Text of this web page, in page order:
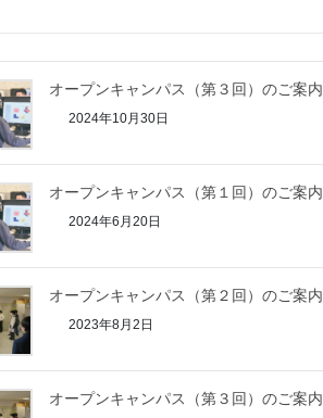
オープンキャンパス（第３回）のご案内
2024年10月30日
オープンキャンパス（第１回）のご案内
2024年6月20日
オープンキャンパス（第２回）のご案内
2023年8月2日
オープンキャンパス（第３回）のご案内